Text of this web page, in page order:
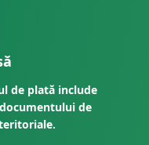
de plată include
de